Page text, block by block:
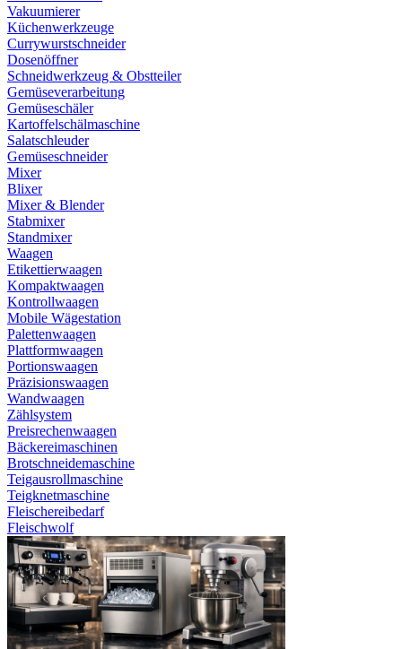
Vakuumierer
Küchenwerkzeuge
Currywurstschneider
Dosenöffner
Schneidwerkzeug & Obstteiler
Gemüseverarbeitung
Gemüseschäler
Kartoffelschälmaschine
Salatschleuder
Gemüseschneider
Mixer
Blixer
Mixer & Blender
Stabmixer
Standmixer
Waagen
Etikettierwaagen
Kompaktwaagen
Kontrollwaagen
Mobile Wägestation
Palettenwaagen
Plattformwaagen
Portionswaagen
Präzisionswaagen
Wandwaagen
Zählsystem
Preisrechenwaagen
Bäckereimaschinen
Brotschneidemaschine
Teigausrollmaschine
Teigknetmaschine
Fleischereibedarf
Fleischwolf